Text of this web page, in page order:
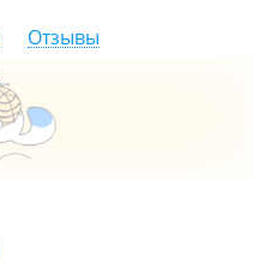
Отзывы